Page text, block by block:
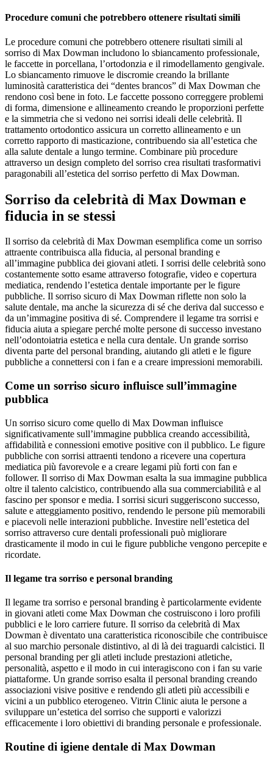
Procedure comuni che potrebbero ottenere risultati simili
Le procedure comuni che potrebbero ottenere risultati simili al
sorriso di Max Dowman includono lo sbiancamento professionale,
le faccette in porcellana, l’ortodonzia e il rimodellamento gengivale.
Lo sbiancamento rimuove le discromie creando la brillante
luminosità caratteristica dei “dentes brancos” di Max Dowman che
rendono così bene in foto. Le faccette possono correggere problemi
di forma, dimensione e allineamento creando le proporzioni perfette
e la simmetria che si vedono nei sorrisi ideali delle celebrità. Il
trattamento ortodontico assicura un corretto allineamento e un
corretto rapporto di masticazione, contribuendo sia all’estetica che
alla salute dentale a lungo termine. Combinare più procedure
attraverso un design completo del sorriso crea risultati trasformativi
paragonabili all’estetica del sorriso perfetto di Max Dowman.
Sorriso da celebrità di Max Dowman e
fiducia in se stessi
Il sorriso da celebrità di Max Dowman esemplifica come un sorriso
attraente contribuisca alla fiducia, al personal branding e
all’immagine pubblica dei giovani atleti. I sorrisi delle celebrità sono
costantemente sotto esame attraverso fotografie, video e copertura
mediatica, rendendo l’estetica dentale importante per le figure
pubbliche. Il sorriso sicuro di Max Dowman riflette non solo la
salute dentale, ma anche la sicurezza di sé che deriva dal successo e
da un’immagine positiva di sé. Comprendere il legame tra sorrisi e
fiducia aiuta a spiegare perché molte persone di successo investano
nell’odontoiatria estetica e nella cura dentale. Un grande sorriso
diventa parte del personal branding, aiutando gli atleti e le figure
pubbliche a connettersi con i fan e a creare impressioni memorabili.
Come un sorriso sicuro influisce sull’immagine
pubblica
Un sorriso sicuro come quello di Max Dowman influisce
significativamente sull’immagine pubblica creando accessibilità,
affidabilità e connessioni emotive positive con il pubblico. Le figure
pubbliche con sorrisi attraenti tendono a ricevere una copertura
mediatica più favorevole e a creare legami più forti con fan e
follower. Il sorriso di Max Dowman esalta la sua immagine pubblica
oltre il talento calcistico, contribuendo alla sua commerciabilità e al
fascino per sponsor e media. I sorrisi sicuri suggeriscono successo,
salute e atteggiamento positivo, rendendo le persone più memorabili
e piacevoli nelle interazioni pubbliche. Investire nell’estetica del
sorriso attraverso cure dentali professionali può migliorare
drasticamente il modo in cui le figure pubbliche vengono percepite e
ricordate.
Il legame tra sorriso e personal branding
Il legame tra sorriso e personal branding è particolarmente evidente
in giovani atleti come Max Dowman che costruiscono i loro profili
pubblici e le loro carriere future. Il sorriso da celebrità di Max
Dowman è diventato una caratteristica riconoscibile che contribuisce
al suo marchio personale distintivo, al di là dei traguardi calcistici. Il
personal branding per gli atleti include prestazioni atletiche,
personalità, aspetto e il modo in cui interagiscono con i fan su varie
piattaforme. Un grande sorriso esalta il personal branding creando
associazioni visive positive e rendendo gli atleti più accessibili e
vicini a un pubblico eterogeneo. Vitrin Clinic aiuta le persone a
sviluppare un’estetica del sorriso che supporti e valorizzi
efficacemente i loro obiettivi di branding personale e professionale.
Routine di igiene dentale di Max Dowman